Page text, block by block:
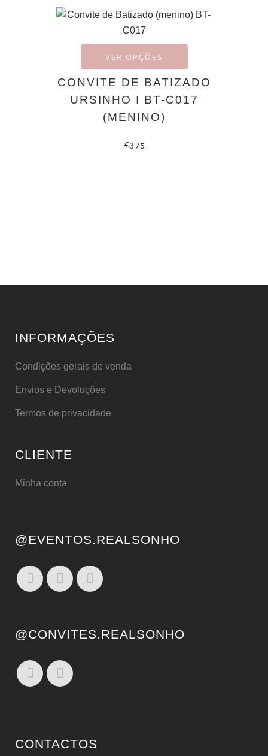
VER OPÇÕES
CONVITE DE BATIZADO
URSINHO I BT-C017
(MENINO)
€3.75
INFORMAÇÕES
Condições gerais de venda
Envios e Devoluções
Termos de privacidade
CLIENTE
Minha conta
@EVENTOS.REALSONHO
@CONVITES.REALSONHO
CONTACTOS